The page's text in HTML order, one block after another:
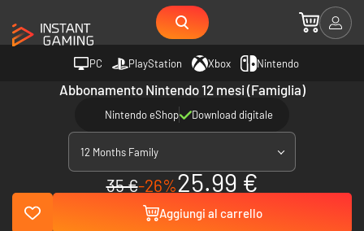
PC PlayStation Xbox Nintendo
Abbonamento Nintendo 12 mesi (Famiglia)
Nintendo eShop Download digitale
12 Months Family
35 €-26%25.99 €
Aggiungi al carrello